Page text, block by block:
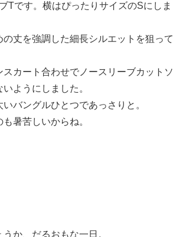
Tです。横はぴったりサイズのSにしま
の丈を強調した細長シルエットを狙って
カート合わせでノースリーブカットソ
ようにしました。
バングルひとつであっさりと。
暑苦しいからね。
か、だるおもな一日。